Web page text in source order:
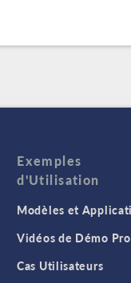
Exemples
d'Utilisation
Modèles et
Vidéos de Démo
Cas Utilisateurs